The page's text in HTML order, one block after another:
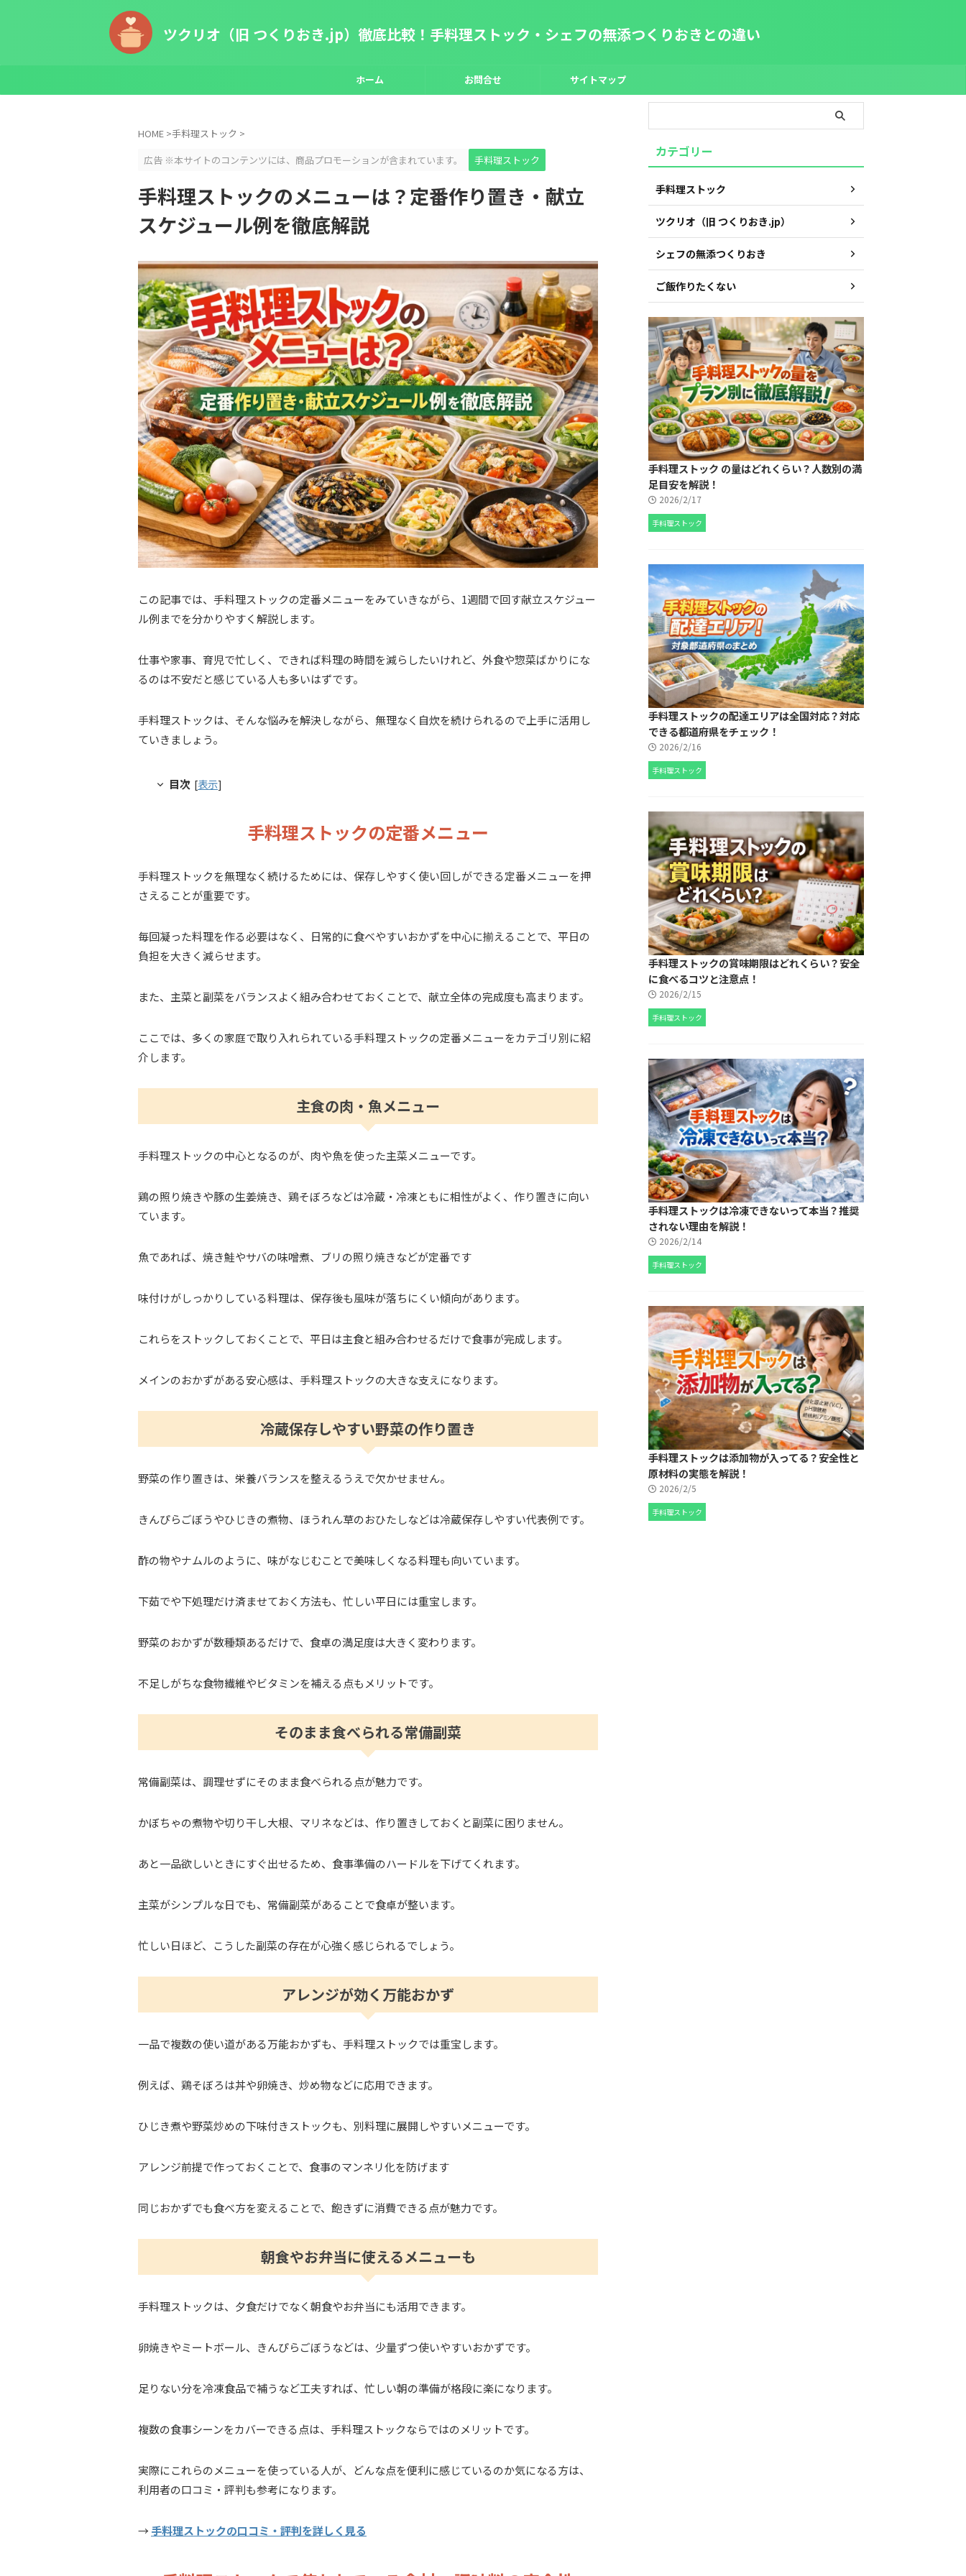
ツクリオ（旧 つくりおき.jp）徹底比較！手料理ストック・シェフの無添つくりおきとの違い
ホーム お問合せ サイトマップ
HOME >手料理ストック >
広告 ※本サイトのコンテンツには、商品プロモーションが含まれています。
手料理ストック
手料理ストックのメニューは？定番作り置き・献立
スケジュール例を徹底解説
この記事では、手料理ストックの定番メニューをみていきながら、1週間で回す献立スケジュー
ル例までを分かりやすく解説します。
仕事や家事、育児で忙しく、できれば料理の時間を減らしたいけれど、外食や惣菜ばかりにな
るのは不安だと感じている人も多いはずです。
手料理ストックは、そんな悩みを解決しながら、無理なく自炊を続けられるので上手に活用し
ていきましょう。
目次 [表示]
手料理ストックの定番メニュー
手料理ストックを無理なく続けるためには、保存しやすく使い回しができる定番メニューを押
さえることが重要です。
毎回凝った料理を作る必要はなく、日常的に食べやすいおかずを中心に揃えることで、平日の
負担を大きく減らせます。
また、主菜と副菜をバランスよく組み合わせておくことで、献立全体の完成度も高まります。
ここでは、多くの家庭で取り入れられている手料理ストックの定番メニューをカテゴリ別に紹
介します。
主食の肉・魚メニュー
手料理ストックの中心となるのが、肉や魚を使った主菜メニューです。
鶏の照り焼きや豚の生姜焼き、鶏そぼろなどは冷蔵・冷凍ともに相性がよく、作り置きに向い
ています。
魚であれば、焼き鮭やサバの味噌煮、ブリの照り焼きなどが定番です
味付けがしっかりしている料理は、保存後も風味が落ちにくい傾向があります。
これらをストックしておくことで、平日は主食と組み合わせるだけで食事が完成します。
メインのおかずがある安心感は、手料理ストックの大きな支えになります。
冷蔵保存しやすい野菜の作り置き
野菜の作り置きは、栄養バランスを整えるうえで欠かせません。
きんぴらごぼうやひじきの煮物、ほうれん草のおひたしなどは冷蔵保存しやすい代表例です。
酢の物やナムルのように、味がなじむことで美味しくなる料理も向いています。
下茹でや下処理だけ済ませておく方法も、忙しい平日には重宝します。
野菜のおかずが数種類あるだけで、食卓の満足度は大きく変わります。
不足しがちな食物繊維やビタミンを補える点もメリットです。
そのまま食べられる常備副菜
常備副菜は、調理せずにそのまま食べられる点が魅力です。
かぼちゃの煮物や切り干し大根、マリネなどは、作り置きしておくと副菜に困りません。
あと一品欲しいときにすぐ出せるため、食事準備のハードルを下げてくれます。
主菜がシンプルな日でも、常備副菜があることで食卓が整います。
忙しい日ほど、こうした副菜の存在が心強く感じられるでしょう。
アレンジが効く万能おかず
一品で複数の使い道がある万能おかずも、手料理ストックでは重宝します。
例えば、鶏そぼろは丼や卵焼き、炒め物などに応用できます。
ひじき煮や野菜炒めの下味付きストックも、別料理に展開しやすいメニューです。
アレンジ前提で作っておくことで、食事のマンネリ化を防げます
同じおかずでも食べ方を変えることで、飽きずに消費できる点が魅力です。
朝食やお弁当に使えるメニューも
手料理ストックは、夕食だけでなく朝食やお弁当にも活用できます。
卵焼きやミートボール、きんぴらごぼうなどは、少量ずつ使いやすいおかずです。
足りない分を冷凍食品で補うなど工夫すれば、忙しい朝の準備が格段に楽になります。
複数の食事シーンをカバーできる点は、手料理ストックならではのメリットです。
実際にこれらのメニューを使っている人が、どんな点を便利に感じているのか気になる方は、
利用者の口コミ・評判も参考になります。
→手料理ストックの口コミ・評判を詳しく見る
カテゴリー
手料理ストック
ツクリオ（旧 つくりおき.jp）
シェフの無添つくりおき
ご飯作りたくない
手料理ストック の量はどれくらい？人数別の満
足目安を解説！
2026/2/17
手料理ストック
手料理ストックの配達エリアは全国対応？対応
できる都道府県をチェック！
2026/2/16
手料理ストック
手料理ストックの賞味期限はどれくらい？安全
に食べるコツと注意点！
2026/2/15
手料理ストック
手料理ストックは冷凍できないって本当？推奨
されない理由を解説！
2026/2/14
手料理ストック
手料理ストックは添加物が入ってる？安全性と
原材料の実態を解説！
2026/2/5
手料理ストック